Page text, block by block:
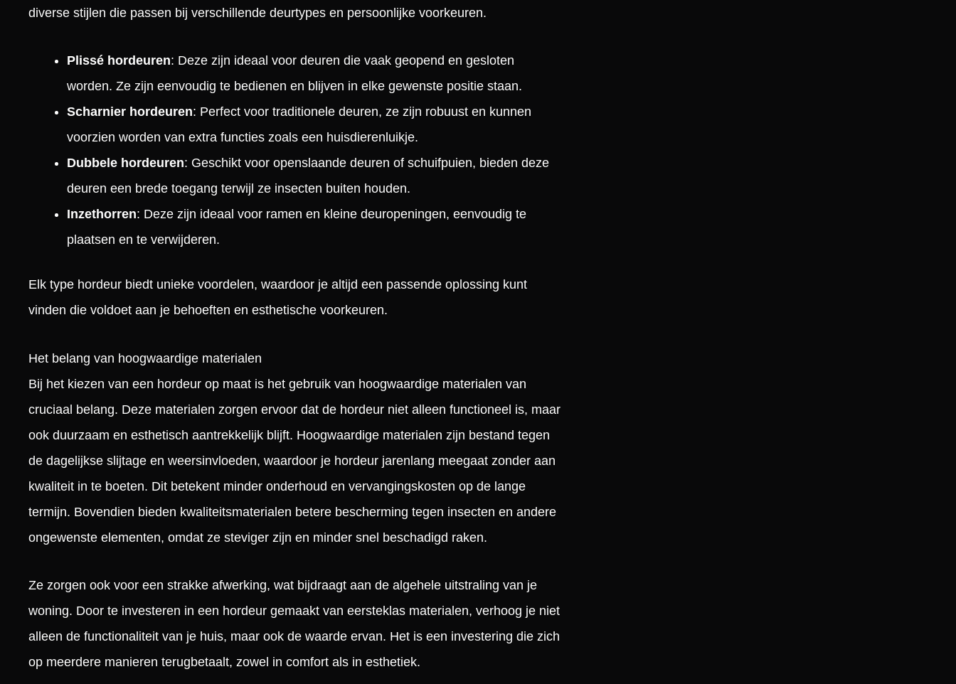
diverse stijlen die passen bij verschillende deurtypes en persoonlijke voorkeuren.
Plissé hordeuren: Deze zijn ideaal voor deuren die vaak geopend en gesloten
worden. Ze zijn eenvoudig te bedienen en blijven in elke gewenste positie staan.
Scharnier hordeuren: Perfect voor traditionele deuren, ze zijn robuust en kunnen
voorzien worden van extra functies zoals een huisdierenluikje.
Dubbele hordeuren: Geschikt voor openslaande deuren of schuifpuien, bieden deze
deuren een brede toegang terwijl ze insecten buiten houden.
Inzethorren: Deze zijn ideaal voor ramen en kleine deuropeningen, eenvoudig te
plaatsen en te verwijderen.
Elk type hordeur biedt unieke voordelen, waardoor je altijd een passende oplossing kunt
vinden die voldoet aan je behoeften en esthetische voorkeuren.
Het belang van hoogwaardige materialen
Bij het kiezen van een hordeur op maat is het gebruik van hoogwaardige materialen van
cruciaal belang. Deze materialen zorgen ervoor dat de hordeur niet alleen functioneel is, maar
ook duurzaam en esthetisch aantrekkelijk blijft. Hoogwaardige materialen zijn bestand tegen
de dagelijkse slijtage en weersinvloeden, waardoor je hordeur jarenlang meegaat zonder aan
kwaliteit in te boeten. Dit betekent minder onderhoud en vervangingskosten op de lange
termijn. Bovendien bieden kwaliteitsmaterialen betere bescherming tegen insecten en andere
ongewenste elementen, omdat ze steviger zijn en minder snel beschadigd raken.
Ze zorgen ook voor een strakke afwerking, wat bijdraagt aan de algehele uitstraling van je
woning. Door te investeren in een hordeur gemaakt van eersteklas materialen, verhoog je niet
alleen de functionaliteit van je huis, maar ook de waarde ervan. Het is een investering die zich
op meerdere manieren terugbetaalt, zowel in comfort als in esthetiek.